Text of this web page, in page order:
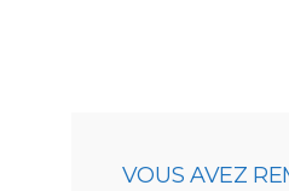
VOUS AVEZ